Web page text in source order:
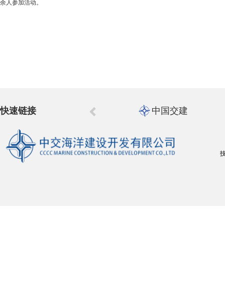
余人参加活动。
快速链接 中国交建